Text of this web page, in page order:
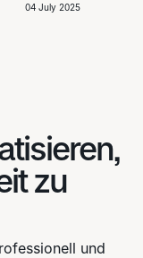
04 July 2025
zu
und